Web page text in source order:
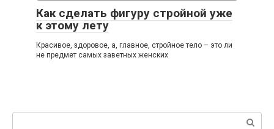
Как сделать фигуру стройной уже
к этому лету
Красивое, здоровое, а, главное, стройное тело – это ли
не предмет самых заветных женских